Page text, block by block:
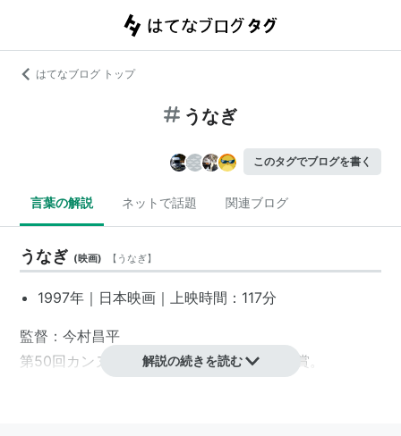
はてなブログ トップ
うなぎ
このタグでブログを書く
言葉の解説 ネットで話題 関連ブログ
うなぎ (映画) 【 うなぎ】
1997年｜ 日本映画 ｜上映時間：117分
監督：今村昌平
第50回 カンヌ国際映画祭パルム・ドール 受賞。
解説の続きを読む